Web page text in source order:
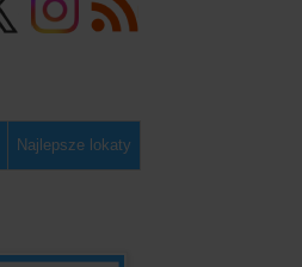
Najlepsze lokaty